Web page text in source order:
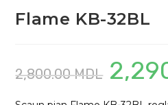
Flame KB-32BL
2,800.00MDL
Prețul
inițial
a
2,800.00